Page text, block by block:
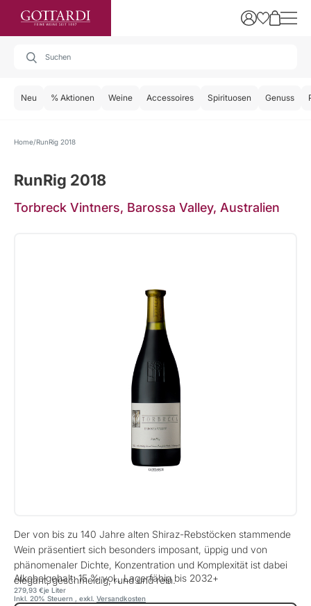
Neu % Aktionen Weine Accessoires Spirituosen Genuss
Home RunRig 2018
RunRig 2018
Torbreck Vintners, Barossa Valley, Australien
Der von bis zu 140 Jahre alten Shiraz-Rebstöcken stammende
Wein präsentiert sich besonders imposant, üppig und von
phänomenaler Dichte, Konzentration und Komplexität ist dabei
elegant, geschmeidig, rund und rein.
Alkoholgehalt: 15 % vol., Lagerfähig bis 2032+
je Liter
279,93 €
Inkl. 20% Steuern , exkl. Versandkosten